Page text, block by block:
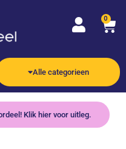
0
Alle categorieen
Klik hier voor uitleg.